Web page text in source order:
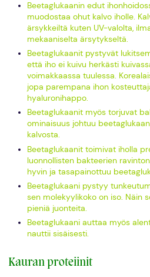
Beetaglukaanin edut
muodostaa ohut kalvo iholle.
ärsykkeiltä kuten UV-valolta,
mekaaniselta ärsytykseltä.
Beetaglukaanit pystyvät
että iho ei kuivu herkästi
voimakkaassa tuulessa.
jopa parempana ihon
hyaluronihappo.
Beetaglukaanit myös torjuvat
ominaisuus johtuu
kalvosta.
Beetaglukaanit toimivat iholla
luonnollisten bakteerien
hyvin ja tasapainottuu
Beetaglukaani pystyy
sen molekyylikoko on iso. Näin
pieniä juonteita.
Beetaglukaani auttaa myös
nauttii sisäisesti.
Kauran proteiinit